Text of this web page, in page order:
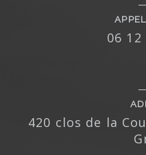
06 12
420 clos de la